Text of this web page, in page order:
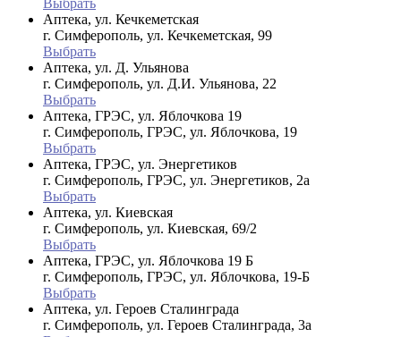
Аптека, ул. Кечкеметская
г. Симферополь, ул. Кечкеметская, 99
Выбрать
Аптека, ул. Д. Ульянова
г. Симферополь, ул. Д.И. Ульянова, 22
Выбрать
Аптека, ГРЭС, ул. Яблочкова 19
г. Симферополь, ГРЭС, ул. Яблочкова, 19
Выбрать
Аптека, ГРЭС, ул. Энергетиков
г. Симферополь, ГРЭС, ул. Энергетиков, 2а
Выбрать
Аптека, ул. Киевская
г. Симферополь, ул. Киевская, 69/2
Выбрать
Аптека, ГРЭС, ул. Яблочкова 19 Б
г. Симферополь, ГРЭС, ул. Яблочкова, 19-Б
Выбрать
Аптека, ул. Героев Сталинграда
г. Симферополь, ул. Героев Сталинграда, 3а